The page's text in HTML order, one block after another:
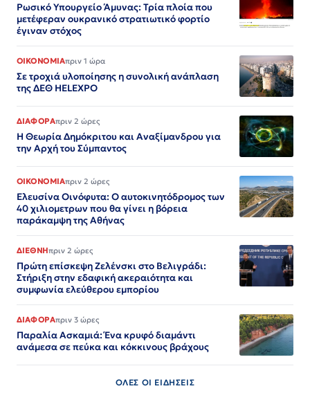
Ρωσικό Υπουργείο Άμυνας: Τρία πλοία που
μετέφεραν ουκρανικό στρατιωτικό φορτίο
έγιναν στόχος
ΟΙΚΟΝΟΜΙΑπριν 1 ώρα
Σε τροχιά υλοποίησης η συνολική ανάπλαση
της ΔΕΘ HELEXPO
ΔΙΑΦΟΡΑπριν 2 ώρες
Η Θεωρία Δημόκριτου και Αναξίμανδρου για
την Αρχή του Σύμπαντος
ΟΙΚΟΝΟΜΙΑπριν 2 ώρες
Ελευσίνα Οινόφυτα: Ο αυτοκινητόδρομος των
40 χιλιομετρων που θα γίνει η βόρεια
παράκαμψη της Αθήνας
ΔΙΕΘΝΗπριν 2 ώρες
Πρώτη επίσκεψη Ζελένσκι στο Βελιγράδι:
Στήριξη στην εδαφική ακεραιότητα και
συμφωνία ελεύθερου εμπορίου
ΔΙΑΦΟΡΑπριν 3 ώρες
Παραλία Ασκαμιά: Ένα κρυφό διαμάντι
ανάμεσα σε πεύκα και κόκκινους βράχους
ΟΛΕΣ ΟΙ ΕΙΔΗΣΕΙΣ